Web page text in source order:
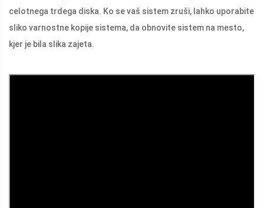
celotnega trdega diska. Ko se vaš sistem zruši, lahko uporabite
sliko varnostne kopije sistema, da obnovite sistem na mesto,
kjer je bila slika zajeta.